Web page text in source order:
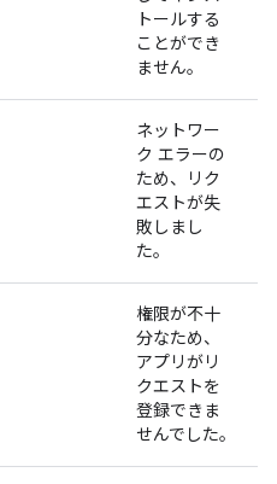
トールする
ことができ
ません。
ネットワー
ク エラーの
ため、リク
エストが失
敗しまし
た。
権限が不十
分なため、
アプリがリ
クエストを
登録できま
せんでした。